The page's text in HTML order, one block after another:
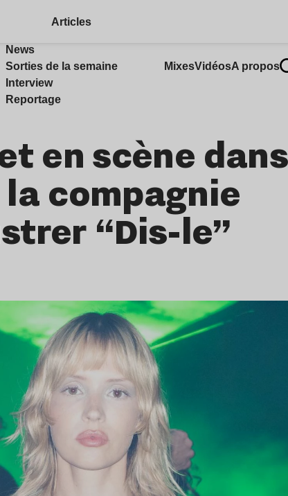
Articles
News
Sorties de la semaine
Interview
Reportage
MixesVidéosA propos
en scène dans
compagnie
“Dis-le”